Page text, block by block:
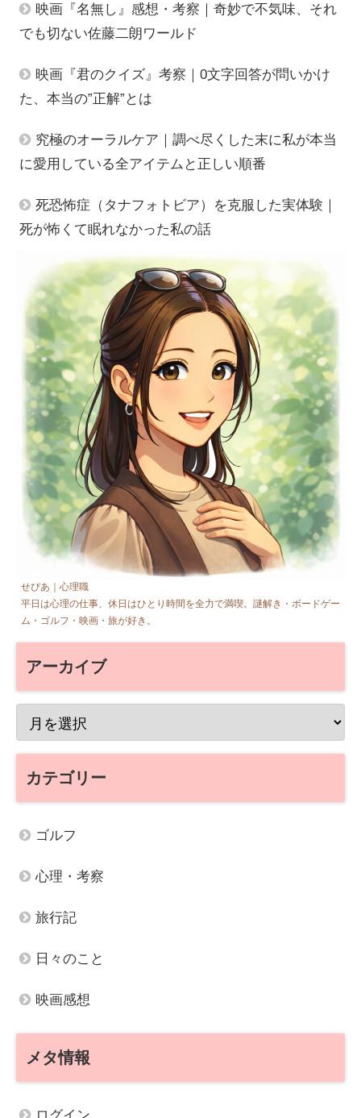
映画『名無し』感想・考察｜奇妙で不気味、それ
でも切ない佐藤二朗ワールド
映画『君のクイズ』考察｜0文字回答が問いかけ
た、本当の”正解”とは
究極のオーラルケア｜調べ尽くした末に私が本当
に愛用している全アイテムと正しい順番
死恐怖症（タナフォトビア）を克服した実体験｜
死が怖くて眠れなかった私の話
せぴあ｜心理職
平日は心理の仕事、休日はひとり時間を全力で満喫。謎解き・ボードゲー
ム・ゴルフ・映画・旅が好き。
アーカイブ
カテゴリー
ゴルフ
心理・考察
旅行記
日々のこと
映画感想
メタ情報